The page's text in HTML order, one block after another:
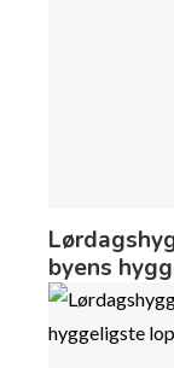
byens